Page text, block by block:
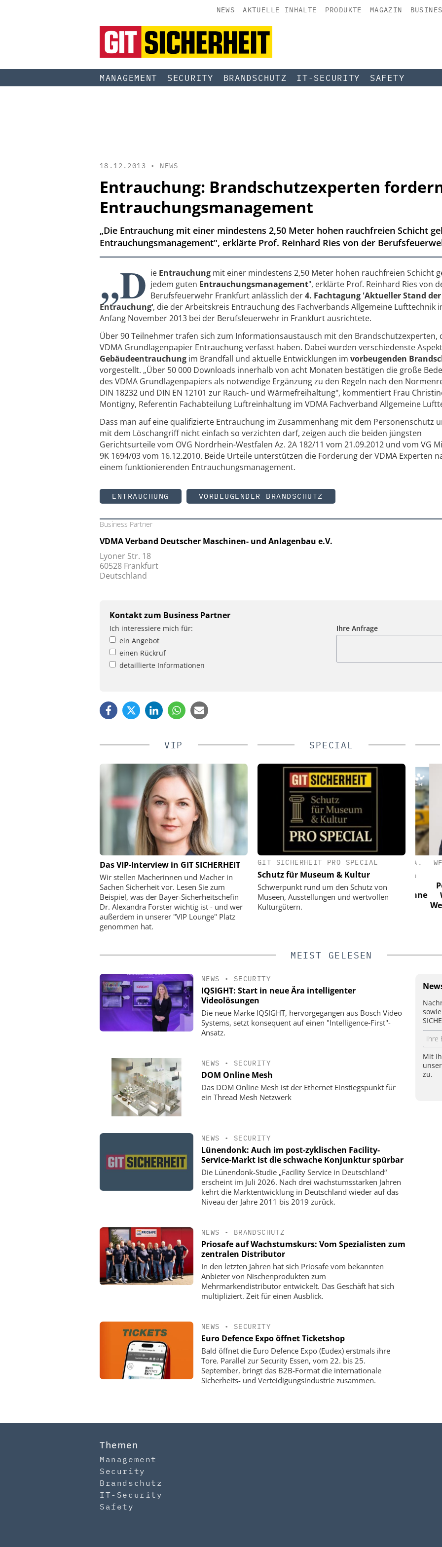
NEWS AKTUELLE INHALTE PRODUKTE MAGAZIN
MANAGEMENT SECURITY BRANDSCHUTZ IT-SECURITY SAFETY
18.12.2013 • NEWS
Entrauchung: Brandschutzexperten
Entrauchungsmanagement
„Die Entrauchung mit einer mindestens 2,50 Meter hohen rauchfreien Schicht
Entrauchungsmanagement", erklärte Prof. Reinhard Ries von der
„D ie Entrauchung mit einer mindestens 2,50 Meter hohen rauchfreien Schicht
jedem guten Entrauchungsmanagement", erklärte Prof. Reinhard Ries von
Berufsfeuerwehr Frankfurt anlässlich der4. Fachtagung 'Aktueller Stand der
Entrauchung‘, die der Arbeitskreis Entrauchung des Fachverbands Allgemeine Lufttechnik
Anfang November 2013 bei der Berufsfeuerwehr in Frankfurt ausrichtete.
Über 90 Teilnehmer trafen sich zum Informationsaustausch mit den Brandschutzexperten,
VDMA Grundlagenpapier Entrauchung verfasst haben. Dabei wurden verschiedenste
Gebäudeentrauchung im Brandfall und aktuelle Entwicklungen im vorbeugenden
vorgestellt. „Über 50 000 Downloads innerhalb von acht Monaten bestätigen die große
des VDMA Grundlagenpapiers als notwendige Ergänzung zu den Regeln nach den
DIN 18232 und DIN EN 12101 zur Rauch- und Wärmefreihaltung", kommentiert Frau
Montigny, Referentin Fachabteilung Luftreinhaltung im VDMA Fachverband Allgemeine
Dass man auf eine qualifizierte Entrauchung im Zusammenhang mit dem Personenschutz
mit dem Löschangriff nicht einfach so verzichten darf, zeigen auch die beiden jüngsten
Gerichtsurteile vom OVG Nordrhein-Westfalen Az. 2A 182/11 vom 21.09.2012 und vom VG
9K 1694/03 vom 16.12.2010. Beide Urteile unterstützen die Forderung der VDMA Experten
einem funktionierenden Entrauchungsmanagement.
ENTRAUCHUNG VORBEUGENDER BRANDSCHUTZ
Business Partner
VDMA Verband Deutscher Maschinen- und Anlagenbau e.V.
Lyoner Str. 18
60528 Frankfurt
Deutschland
Kontakt zum Business Partner
Ich interessiere mich für:
ein Angebot
einen Rückruf
detaillierte Informationen
Ihre Anfrage
VIP
Das VIP-Interview in GIT SICHERHEIT
Wir stellen Macherinnen und Macher in
Sachen Sicherheit vor. Lesen Sie zum
Beispiel, was der Bayer-Sicherheitschefin
Dr. Alexandra Forster wichtig ist - und wer
außerdem in unserer "VIP Lounge" Platz
genommen hat.
SPECIAL
GIT SICHERHEIT PRO SPECIAL
Schutz für Museum & Kultur
Schwerpunkt rund um den Schutz von
Museen, Ausstellungen und wertvollen
Kulturgütern.
SIEMENS AG SMART INFRASTRUCTURE
Webinar: KRITIS und NIS2
SEMTECH /SIERRA WIRELESS S.A.
Wie europäische Unternehmen
zuverlässige mobile
Videoüberwachung erreichen – ohne
das Budget zu sprengen
MEIST GELESEN
NEWS • SECURITY
IQSIGHT: Start in neue Ära intelligenter
Videolösungen
Die neue Marke IQSIGHT, hervorgegangen aus Bosch Video
Systems, setzt konsequent auf einen "Intelligence‑First"-
Ansatz.
NEWS • SECURITY
DOM Online Mesh
Das DOM Online Mesh ist der Ethernet Einstiegspunkt für
ein Thread Mesh Netzwerk
NEWS • SECURITY
Lünendonk: Auch im post-zyklischen Facility-
Service-Markt ist die schwache Konjunktur spürbar
Die Lünendonk-Studie „Facility Service in Deutschland“
erscheint im Juli 2026. Nach drei wachstumsstarken Jahren
kehrt die Marktentwicklung in Deutschland wieder auf das
Niveau der Jahre 2011 bis 2019 zurück.
NEWS • BRANDSCHUTZ
Priosafe auf Wachstumskurs: Vom Spezialisten zum
zentralen Distributor
In den letzten Jahren hat sich Priosafe vom bekannten
Anbieter von Nischenprodukten zum
Mehrmarkendistributor entwickelt. Das Geschäft hat sich
multipliziert. Zeit für einen Ausblick.
NEWS • SECURITY
Euro Defence Expo öffnet Ticketshop
Bald öffnet die Euro Defence Expo (Eudex) erstmals ihre
Tore. Parallel zur Security Essen, vom 22. bis 25.
September, bringt das B2B-Format die internationale
Sicherheits- und Verteidigungsindustrie zusammen.
Mit
zu.
Themen
Management
Security
Brandschutz
IT-Security
Safety